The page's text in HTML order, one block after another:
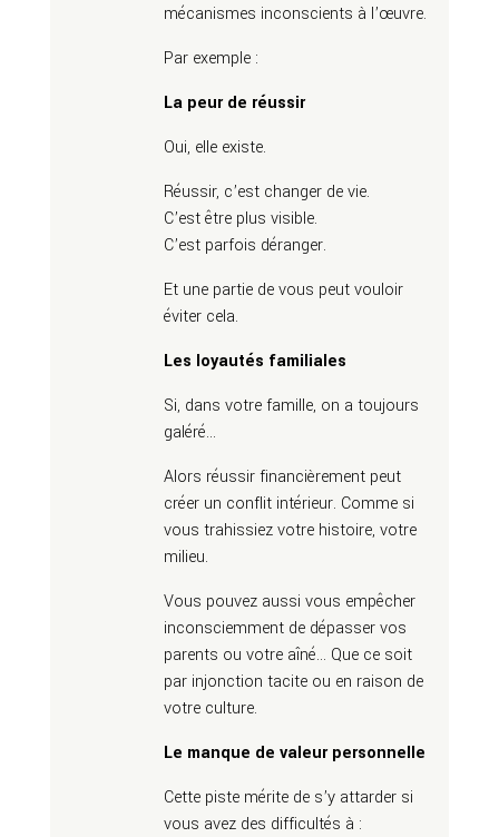
mécanismes inconscients à l’œuvre.
Par exemple :
La peur de réussir
Oui, elle existe.
Réussir, c’est changer de vie.
C’est être plus visible.
C’est parfois déranger.
Et une partie de vous peut vouloir
éviter cela.
Les loyautés familiales
Si, dans votre famille, on a toujours
galéré…
Alors réussir financièrement peut
créer un conflit intérieur. Comme si
vous trahissiez votre histoire, votre
milieu.
Vous pouvez aussi vous empêcher
inconsciemment de dépasser vos
parents ou votre aîné… Que ce soit
par injonction tacite ou en raison de
votre culture.
Le manque de valeur personnelle
Cette piste mérite de s’y attarder si
vous avez des difficultés à :